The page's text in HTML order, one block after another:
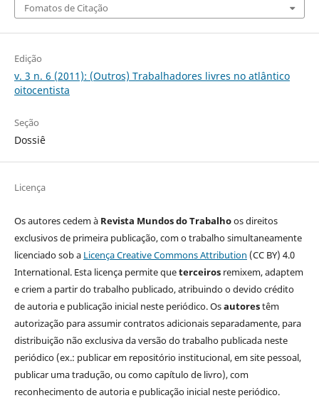
Fomatos de Citação
Edição
v. 3 n. 6 (2011): (Outros) Trabalhadores livres no atlântico
oitocentista
Seção
Dossiê
Licença
Os autores cedem à Revista Mundos do Trabalhoos direitos
exclusivos de primeira publicação, com o trabalho simultaneamente
licenciado sob a Licença Creative Commons Attribution (CC BY) 4.0
International. Esta licença permite queterceirosremixem, adaptem
e criem a partir do trabalho publicado, atribuindo o devido crédito
de autoria e publicação inicial neste periódico. Osautorestêm
autorização para assumir contratos adicionais separadamente, para
distribuição não exclusiva da versão do trabalho publicada neste
periódico (ex.: publicar em repositório institucional, em site pessoal,
publicar uma tradução, ou como capítulo de livro), com
reconhecimento de autoria e publicação inicial neste periódico.